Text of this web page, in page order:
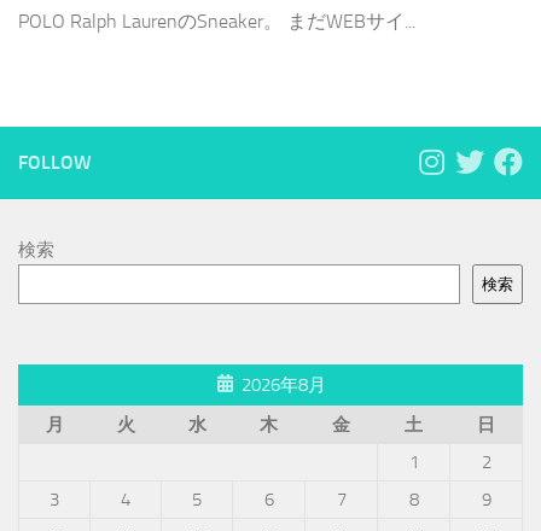
POLO Ralph LaurenのSneaker。 まだWEBサイ...
FOLLOW
検索
検索
2026年8月
月
火 水 木 金 土
日
1
2
3
4 5 6 7 8
9